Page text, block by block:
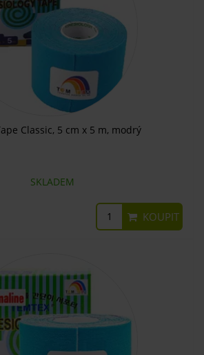
Classic, 5 cm x 5 m, modrý
SKLADEM
KOUPIT